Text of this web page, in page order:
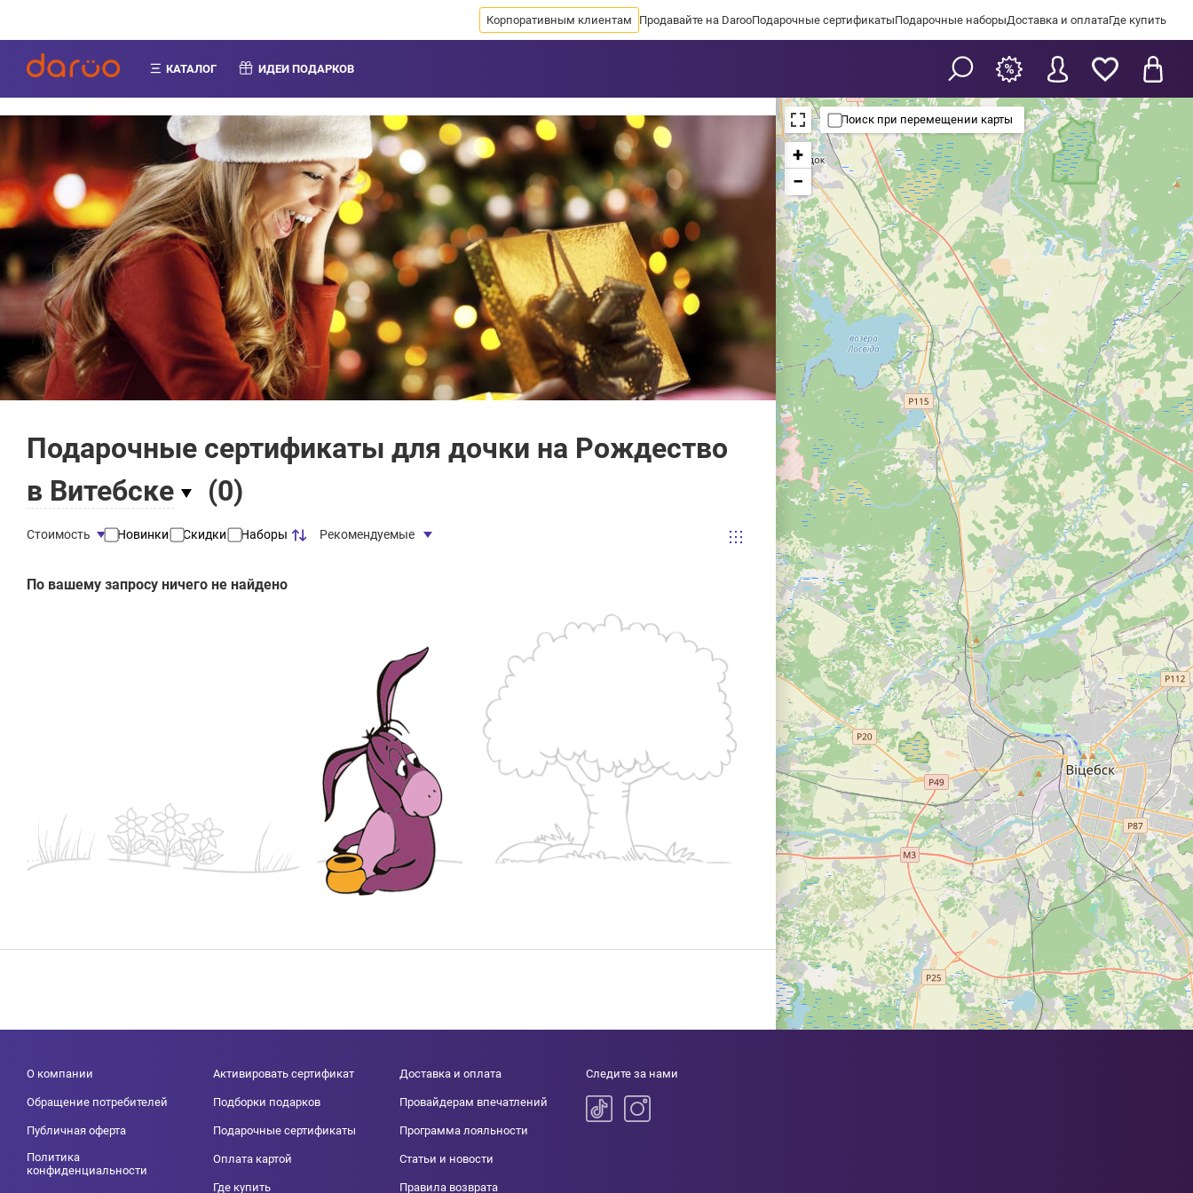
Корпоративным клиентам Продавайте на DarooПодарочные сертификатыПодарочные наборыДоставка и оплатаГде купить
КАТАЛОГ ИДЕИ ПОДАРКОВ
Подарочные сертификаты для дочки на Рождество
в Витебске
(0)
Стоимость Новинки Скидки Наборы Рекомендуемые
По вашему запросу ничего не найдено
+
−
Поиск при перемещении карты
О компании
Обращение потребителей
Публичная оферта
Политика
конфиденциальности
Активировать сертификат
Подборки подарков
Подарочные сертификаты
Оплата картой
Где купить
Доставка и оплата
Провайдерам впечатлений
Программа лояльности
Статьи и новости
Правила возврата
Следите за нами